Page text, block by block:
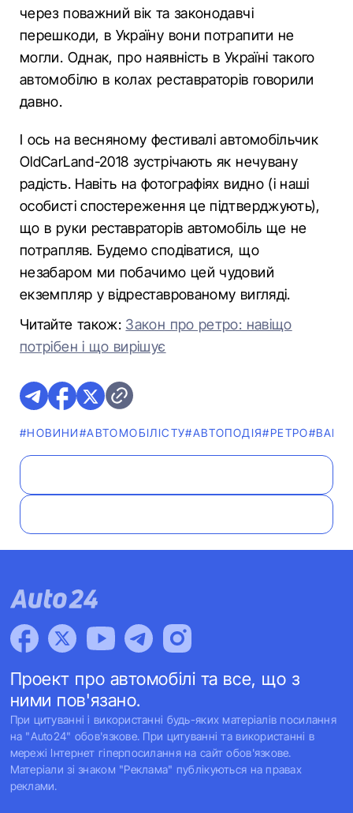
через поважний вік та законодавчі
перешкоди, в Україну вони потрапити не
могли. Однак, про наявність в Україні такого
автомобілю в колах реставраторів говорили
давно.
І ось на весняному фестивалі автомобільчик
OldCarLand-2018 зустрічають як нечувану
радість. Навіть на фотографіях видно (і наші
особисті спостереження це підтверджують),
що в руки реставраторів автомобіль ще не
потрапляв. Будемо сподіватися, що
незабаром ми побачимо цей чудовий
екземпляр у відреставрованому вигляді.
Читайте також: Закон про ретро: навіщо
потрібен і що вирішує
#НОВИНИ#АВТОМОБІЛІСТУ#АВТОПОДІЯ#РЕТРО
Проект про автомобілі та все, що з
ними пов'язано.
При цитуванні і використанні будь-яких матеріалів посилання
на "Auto24" обов'язкове. При цитуванні та використанні в
мережі Інтернет гіперпосилання на сайт обов'язкове.
Матеріали зі знаком "Реклама" публікуються на правах
реклами.